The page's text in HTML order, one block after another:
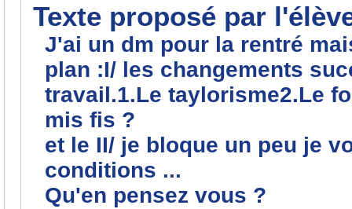
Texte proposé par
J'ai un dm pour la rentré
plan :I/ les changements
travail.1.Le taylorisme2.Le
mis fis ?
et le II/ je bloque un peu je
conditions ...
Qu'en pensez vous ?